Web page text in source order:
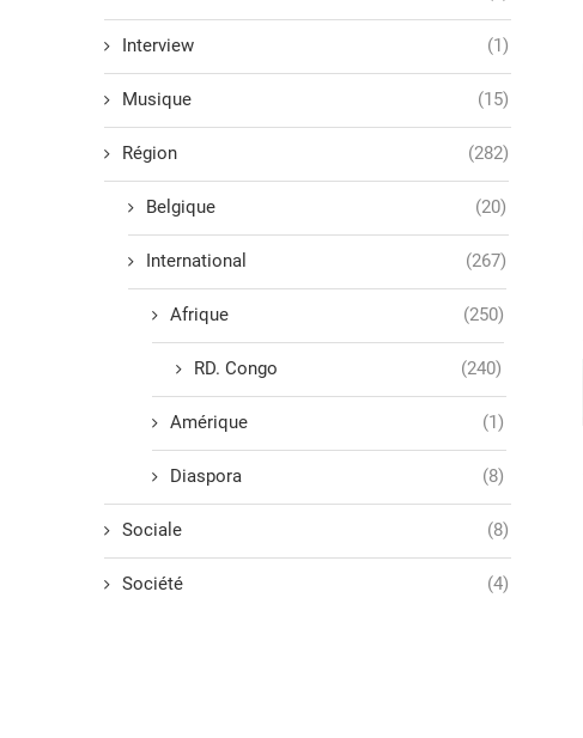
Interview (1)
Musique (15)
Région (282)
Belgique (20)
International (267)
Afrique (250)
RD. Congo (240)
Amérique (1)
Diaspora (8)
Sociale (8)
Société (4)